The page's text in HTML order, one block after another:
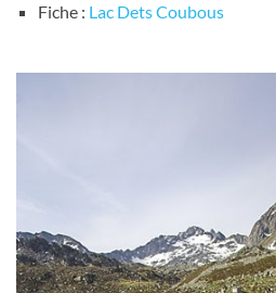
Fiche : Lac Dets Coubous